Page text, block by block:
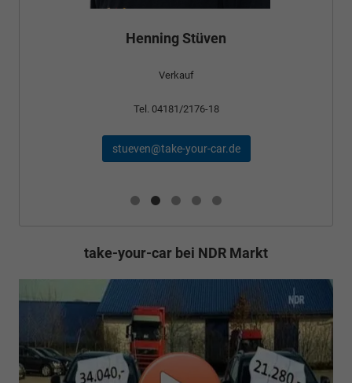
Henning Stüven
Verkauf
Tel. 04181/2176-18
stueven@take-your-car.de
take-your-car bei NDR Markt